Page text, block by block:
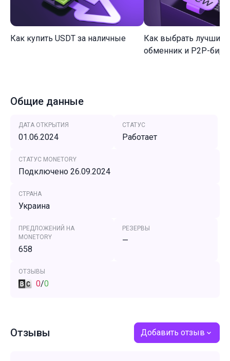
Как купить USDT за наличные
Как выбрать лучший
обменник и P2P-
Общие данные
ДАТА ОТКРЫТИЯ
01.06.2024
СТАТУС
Работает
СТАТУС MONETORY
Подключено 26.09.2024
СТРАНА
Украина
ПРЕДЛОЖЕНИЙ НА
MONETORY
658
РЕЗЕРВЫ
—
ОТЗЫВЫ
0/0
Отзывы Добавить отзыв